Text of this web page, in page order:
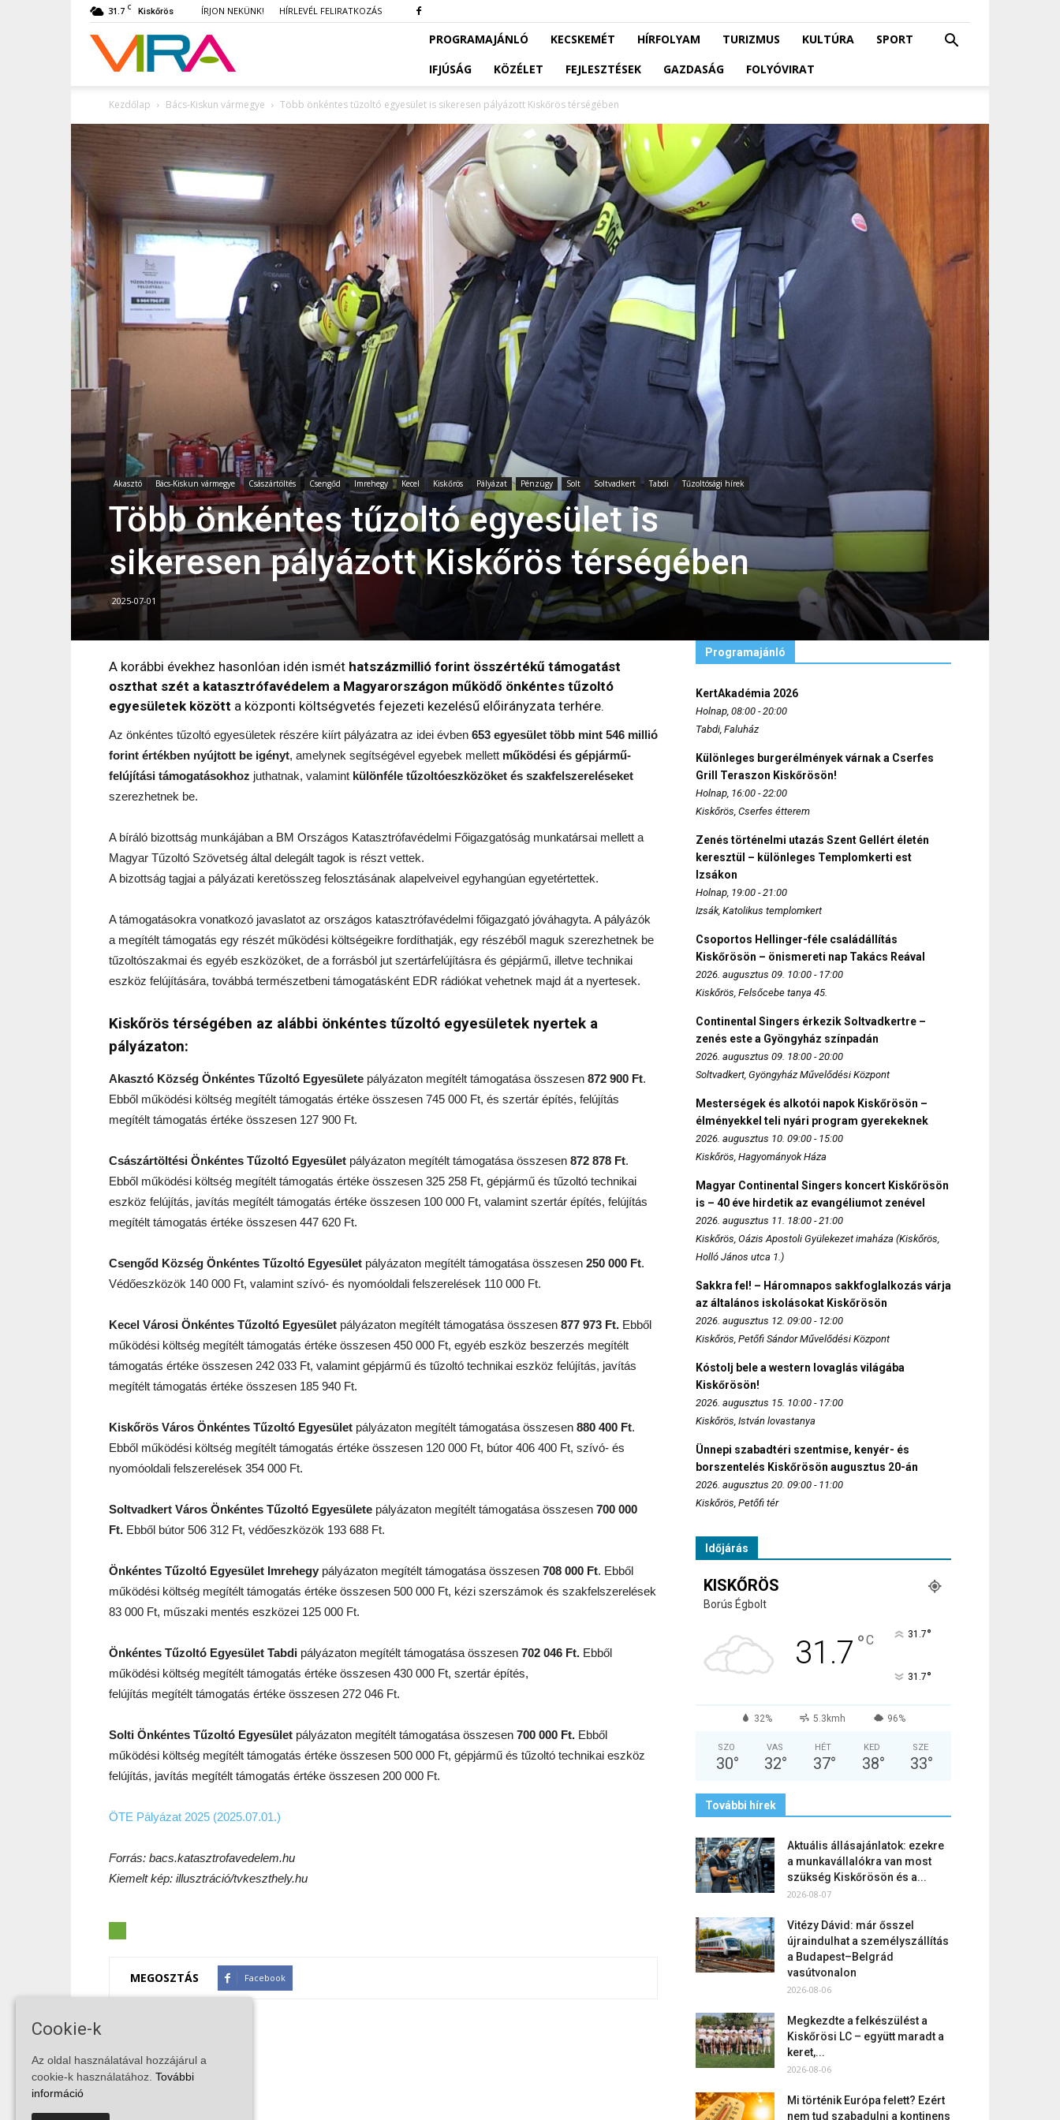
31.7 C Kiskőrös ÍRJON NEKÜNK! HÍRLEVÉL FELIRATKOZÁS
VIRA PROGRAMAJÁNLÓ KECSKEMÉT HÍRFOLYAM TURIZMUS KULTÚRA
SPORT
IFJÚSÁG
KÖZÉLET FEJLESZTÉSEK GAZDASÁG FOLYÓVIRAT
Kezdőlap Bács-Kiskun vármegye Több önkéntes tűzoltó egyesület is sikeresen pályázott Kiskőrös térségében
Akasztó Bács-Kiskun vármegye Császártöltés Csengőd Imrehegy Kecel Kiskőrös Pályázat Pénzügy Solt Soltvadkert Tabdi Tűzoltósági hírek
Több önkéntes tűzoltó egyesület is
sikeresen pályázott Kiskőrös térségében
2025-07-01
A korábbi évekhez hasonlóan idén ismét hatszázmillió forint összértékű támogatást
oszthat szét a katasztrófavédelem a Magyarországon működő önkéntes tűzoltó
egyesületek között a központi költségvetés fejezeti kezelésű előirányzata terhére.
Az önkéntes tűzoltó egyesületek részére kiírt pályázatra az idei évben 653 egyesület több mint 546 millió
forint értékben nyújtott be igényt, amelynek segítségével egyebek mellett működési és gépjármű-
felújítási támogatásokhoz juthatnak, valamint különféle tűzoltóeszközöket és szakfelszereléseket
szerezhetnek be.
A bíráló bizottság munkájában a BM Országos Katasztrófavédelmi Főigazgatóság munkatársai mellett a
Magyar Tűzoltó Szövetség által delegált tagok is részt vettek.
A bizottság tagjai a pályázati keretösszeg felosztásának alapelveivel egyhangúan egyetértettek.
A támogatásokra vonatkozó javaslatot az országos katasztrófavédelmi főigazgató jóváhagyta. A pályázók
a megítélt támogatás egy részét működési költségeikre fordíthatják, egy részéből maguk szerezhetnek be
tűzoltószakmai és egyéb eszközöket, de a forrásból jut szertárfelújításra és gépjármű, illetve technikai
eszköz felújítására, továbbá természetbeni támogatásként EDR rádiókat vehetnek majd át a nyertesek.
Kiskőrös térségében az alábbi önkéntes tűzoltó egyesületek nyertek a
pályázaton:
Akasztó Község Önkéntes Tűzoltó Egyesülete pályázaton megítélt támogatása összesen 872 900 Ft.
Ebből működési költség megítélt támogatás értéke összesen 745 000 Ft, és szertár építés, felújítás
megítélt támogatás értéke összesen 127 900 Ft.
Császártöltési Önkéntes Tűzoltó Egyesület pályázaton megítélt támogatása összesen 872 878 Ft.
Ebből működési költség megítélt támogatás értéke összesen 325 258 Ft, gépjármű és tűzoltó technikai
eszköz felújítás, javítás megítélt támogatás értéke összesen 100 000 Ft, valamint szertár építés, felújítás
megítélt támogatás értéke összesen 447 620 Ft.
Csengőd Község Önkéntes Tűzoltó Egyesület pályázaton megítélt támogatása összesen 250 000 Ft.
Védőeszközök 140 000 Ft, valamint szívó- és nyomóoldali felszerelések 110 000 Ft.
Kecel Városi Önkéntes Tűzoltó Egyesület pályázaton megítélt támogatása összesen 877 973 Ft. Ebből
működési költség megítélt támogatás értéke összesen 450 000 Ft, egyéb eszköz beszerzés megítélt
támogatás értéke összesen 242 033 Ft, valamint gépjármű és tűzoltó technikai eszköz felújítás, javítás
megítélt támogatás értéke összesen 185 940 Ft.
Kiskőrös Város Önkéntes Tűzoltó Egyesület pályázaton megítélt támogatása összesen 880 400 Ft.
Ebből működési költség megítélt támogatás értéke összesen 120 000 Ft, bútor 406 400 Ft, szívó- és
nyomóoldali felszerelések 354 000 Ft.
Soltvadkert Város Önkéntes Tűzoltó Egyesülete pályázaton megítélt támogatása összesen 700 000
Ft. Ebből bútor 506 312 Ft, védőeszközök 193 688 Ft.
Önkéntes Tűzoltó Egyesület Imrehegy pályázaton megítélt támogatása összesen 708 000 Ft. Ebből
működési költség megítélt támogatás értéke összesen 500 000 Ft, kézi szerszámok és szakfelszerelések
83 000 Ft, műszaki mentés eszközei 125 000 Ft.
Önkéntes Tűzoltó Egyesület Tabdi pályázaton megítélt támogatása összesen 702 046 Ft. Ebből
működési költség megítélt támogatás értéke összesen 430 000 Ft, szertár építés,
felújítás megítélt támogatás értéke összesen 272 046 Ft.
Solti Önkéntes Tűzoltó Egyesület pályázaton megítélt támogatása összesen 700 000 Ft. Ebből
működési költség megítélt támogatás értéke összesen 500 000 Ft, gépjármű és tűzoltó technikai eszköz
felújítás, javítás megítélt támogatás értéke összesen 200 000 Ft.
ÖTE Pályázat 2025 (2025.07.01.)
Forrás: bacs.katasztrofavedelem.hu
Kiemelt kép: illusztráció/tvkeszthely.hu
MEGOSZTÁS Facebook
Programajánló
KertAkadémia 2026
Holnap, 08:00 - 20:00
Tabdi, Faluház
Különleges burgerélmények várnak a Cserfes
Grill Teraszon Kiskőrösön!
Holnap, 16:00 - 22:00
Kiskőrös, Cserfes étterem
Zenés történelmi utazás Szent Gellért életén
keresztül – különleges Templomkerti est
Izsákon
Holnap, 19:00 - 21:00
Izsák, Katolikus templomkert
Csoportos Hellinger-féle családállítás
Kiskőrösön – önismereti nap Takács Reával
2026. augusztus 09. 10:00 - 17:00
Kiskőrös, Felsőcebe tanya 45.
Continental Singers érkezik Soltvadkertre –
zenés este a Gyöngyház színpadán
2026. augusztus 09. 18:00 - 20:00
Soltvadkert, Gyöngyház Művelődési Központ
Mesterségek és alkotói napok Kiskőrösön –
élményekkel teli nyári program gyerekeknek
2026. augusztus 10. 09:00 - 15:00
Kiskőrös, Hagyományok Háza
Magyar Continental Singers koncert Kiskőrösön
is – 40 éve hirdetik az evangéliumot zenével
2026. augusztus 11. 18:00 - 21:00
Kiskőrös, Oázis Apostoli Gyülekezet imaháza (Kiskőrös,
Holló János utca 1.)
Sakkra fel! – Háromnapos sakkfoglalkozás várja
az általános iskolásokat Kiskőrösön
2026. augusztus 12. 09:00 - 12:00
Kiskőrös, Petőfi Sándor Művelődési Központ
Kóstolj bele a western lovaglás világába
Kiskőrösön!
2026. augusztus 15. 10:00 - 17:00
Kiskőrös, István lovastanya
Ünnepi szabadtéri szentmise, kenyér- és
borszentelés Kiskőrösön augusztus 20-án
2026. augusztus 20. 09:00 - 11:00
Kiskőrös, Petőfi tér
Időjárás
KISKŐRÖS
Borús Égbolt
31.7 °C 31.7°
31.7°
32% 5.3kmh 96%
SZO
30°
VAS
32°
HÉT
37°
KED
38°
SZE
33°
További hírek
Aktuális állásajánlatok: ezekre
a munkavállalókra van most
szükség Kiskőrösön és a...
2026-08-07
Vitézy Dávid: már ősszel
újraindulhat a személyszállítás
a Budapest–Belgrád
vasútvonalon
2026-08-06
Megkezdte a felkészülést a
Kiskőrösi LC – együtt maradt a
keret,...
2026-08-06
Mi történik Európa felett? Ezért
nem tud szabadulni a kontinens
Cookie-k
Az oldal használatával hozzájárul a
cookie-k használatához. További
információ